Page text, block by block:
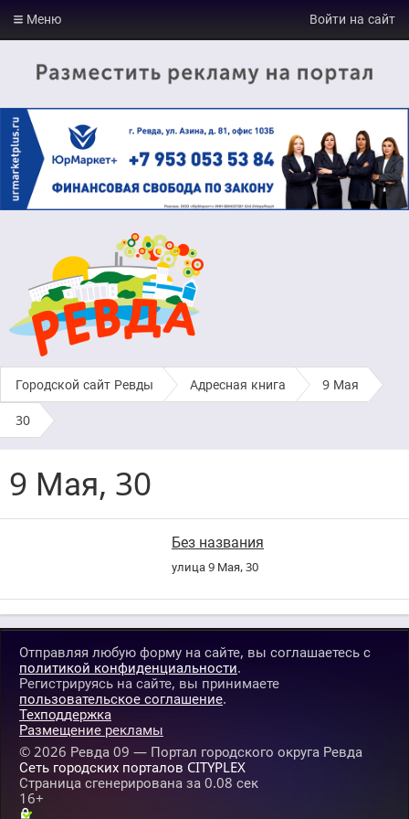
Городской сайт Ревды › Адресная книга › 9 Мая
30
9 Мая, 30
Без названия
улица 9 Мая, 30
Отправляя любую форму на сайте, вы соглашаетесь с
политикой конфиденциальности.
Регистрируясь на сайте, вы принимаете
пользовательское соглашение.
Техподдержка
Размещение рекламы
© 2026 Ревда 09 — Портал городского округа Ревда
Сеть городских порталов CITYPLEX
Страница сгенерирована за 0.08 сек
16+
Войти на сайт
Меню